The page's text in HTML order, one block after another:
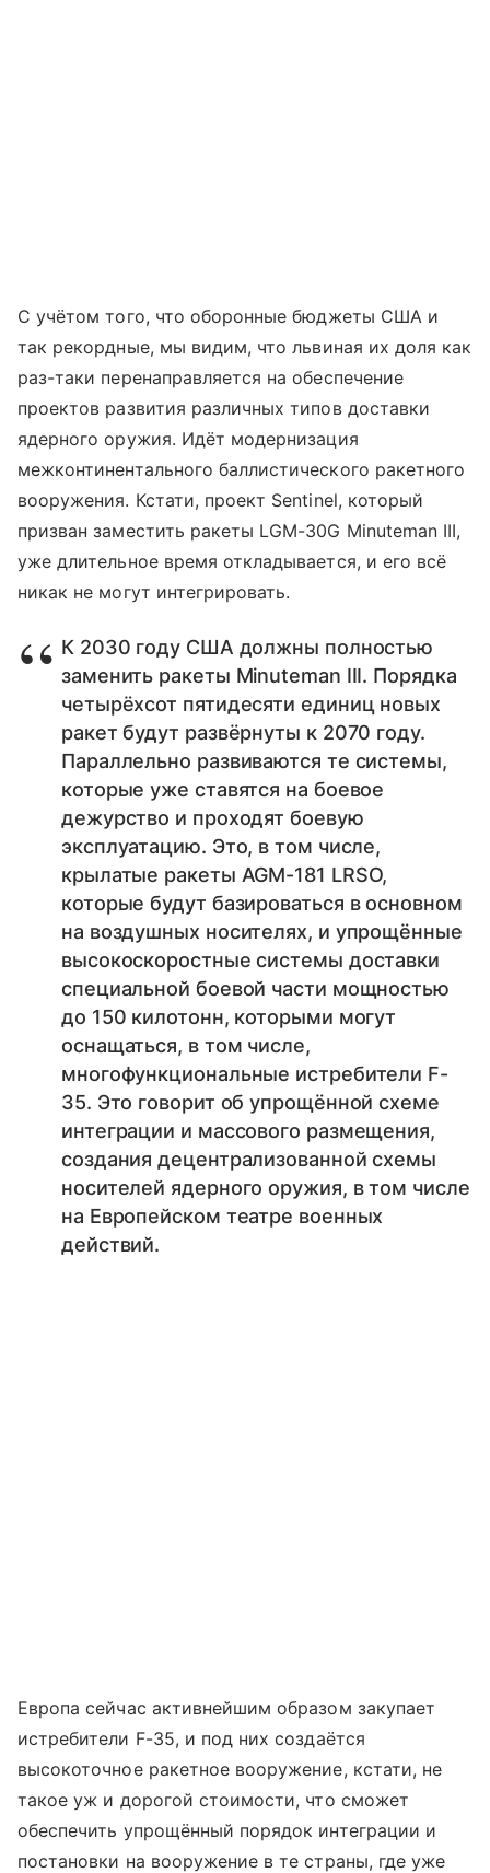
С учётом того, что оборонные бюджеты США и
так рекордные, мы видим, что львиная их доля как
раз-таки перенаправляется на обеспечение
проектов развития различных типов доставки
ядерного оружия. Идёт модернизация
межконтинентального баллистического ракетного
вооружения. Кстати, проект Sentinel, который
призван заместить ракеты LGM-30G Minuteman III,
уже длительное время откладывается, и его всё
никак не могут интегрировать.
К 2030 году США должны полностью
заменить ракеты Minuteman III. Порядка
четырёхсот пятидесяти единиц новых
ракет будут развёрнуты к 2070 году.
Параллельно развиваются те системы,
которые уже ставятся на боевое
дежурство и проходят боевую
эксплуатацию. Это, в том числе,
крылатые ракеты AGM-181 LRSO,
которые будут базироваться в основном
на воздушных носителях, и упрощённые
высокоскоростные системы доставки
специальной боевой части мощностью
до 150 килотонн, которыми могут
оснащаться, в том числе,
многофункциональные истребители F-
35. Это говорит об упрощённой схеме
интеграции и массового размещения,
создания децентрализованной схемы
носителей ядерного оружия, в том числе
на Европейском театре военных
действий.
Европа сейчас активнейшим образом закупает
истребители F-35, и под них создаётся
высокоточное ракетное вооружение, кстати, не
такое уж и дорогой стоимости, что сможет
обеспечить упрощённый порядок интеграции и
постановки на вооружение в те страны, где уже